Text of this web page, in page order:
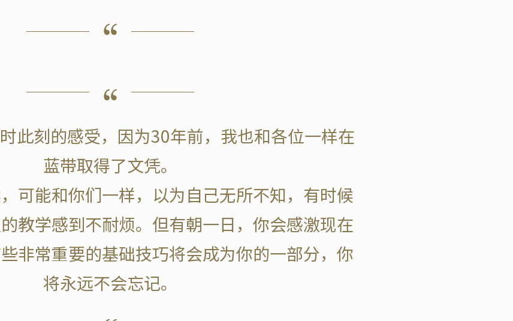
此刻的感受，因为30年前，我也和各位一样在
蓝带取得了文凭。
可能和你们一样，以为自己无所不知，有时候
教学感到不耐烦。但有朝一日，你会感激现在
非常重要的基础技巧将会成为你的一部分，你
将永远不会忘记。